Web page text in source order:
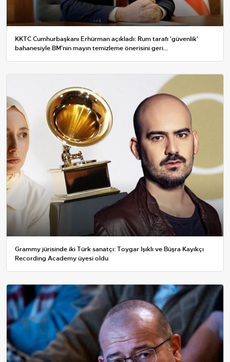
KKTC Cumhurbaşkanı Erhürman açıkladı: Rum tarafı 'güvenlik'
bahanesiyle BM'nin mayın temizleme önerisini geri...
Grammy jürisinde iki Türk sanatçı: Toygar Işıklı ve Büşra Kayıkçı
Recording Academy üyesi oldu